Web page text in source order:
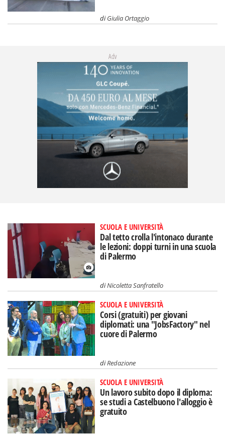
diGiulia Ortaggio
Adv
SCUOLA E UNIVERSITÀ
Dal tetto crolla l'intonaco durante
le lezioni: doppi turni in una scuola
di Palermo
diNicoletta Sanfratello
SCUOLA E UNIVERSITÀ
Corsi (gratuiti) per giovani
diplomati: una "JobsFactory" nel
cuore di Palermo
diRedazione
SCUOLA E UNIVERSITÀ
Un lavoro subito dopo il diploma:
se studi a Castelbuono l'alloggio è
gratuito